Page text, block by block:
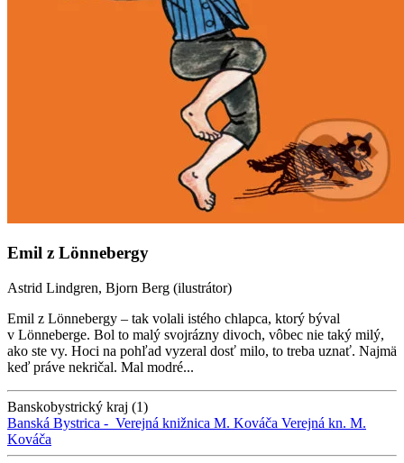
Emil z Lönnebergy
Astrid Lindgren, Bjorn Berg (ilustrátor)
Emil z Lönnebergy – tak volali istého chlapca, ktorý býval
v Lönneberge. Bol to malý svojrázny divoch, vôbec nie taký milý,
ako ste vy. Hoci na pohľad vyzeral dosť milo, to treba uznať. Najmä
keď práve nekričal. Mal modré...
Banskobystrický kraj (1)
Banská Bystrica - Verejná knižnica M. Kováča Verejná kn. M.
Kováča